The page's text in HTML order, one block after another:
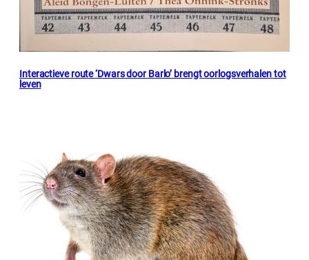
Interactieve route ‘Dwars door Barlo’ brengt oorlogsverhalen tot
leven